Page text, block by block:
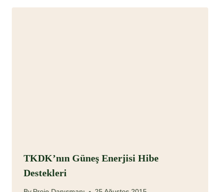
TKDK’nın Güneş Enerjisi Hibe
Destekleri